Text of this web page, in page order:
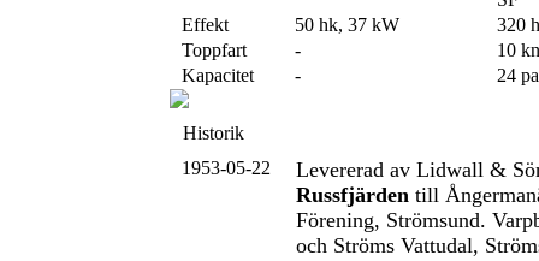
Effekt
50 hk, 37 kW
320
Toppfart
-
10
Kapacitet
- 24
Historik
1953-05-22
Levererad av Lidwall &
Russfjärden till
Förening, Strömsund.
och Ströms Vattudal,